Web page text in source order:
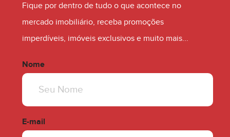
Fique por dentro de tudo o que acontece no
mercado imobiliário, receba promoções
imperdíveis, imóveis exclusivos e muito mais...
Nome
E-mail